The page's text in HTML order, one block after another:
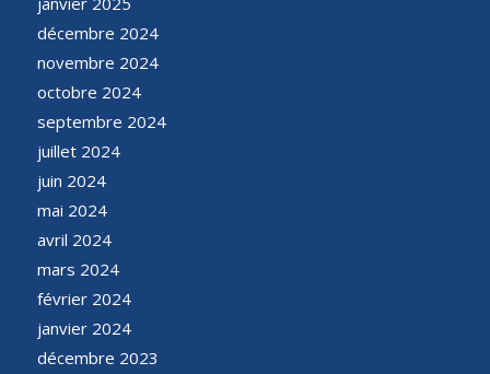
décembre 2024
novembre 2024
octobre 2024
septembre 2024
juillet 2024
juin 2024
mai 2024
avril 2024
mars 2024
février 2024
janvier 2024
décembre 2023